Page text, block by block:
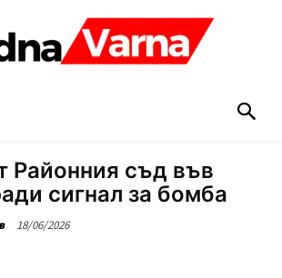
Районния съд във
сигнал за бомба
18/06/2026